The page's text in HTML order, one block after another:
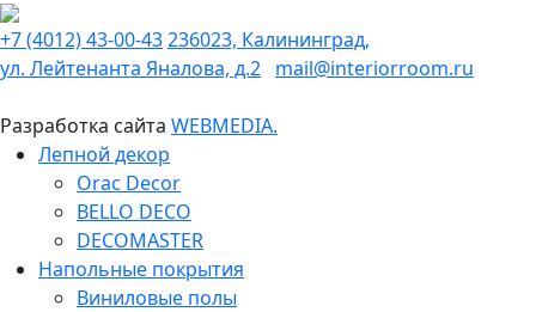
+7 (4012) 43-00-43236023, Калининград,
ул. Лейтенанта Яналова, д.2 mail@interiorroom.ru
Разработка сайта WEBMEDIA.
Лепной декор
Orac Decor
BELLO DECO
DECOMASTER
Напольные покрытия
Виниловые полы